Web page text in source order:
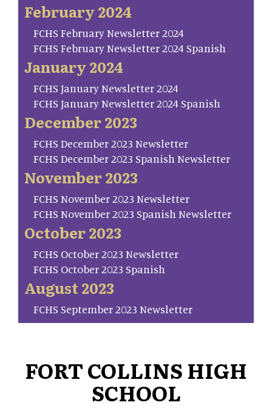
February 2024
FCHS February Newsletter 2024
FCHS February Newsletter 2024 Spanish
January 2024
FCHS January Newsletter 2024
FCHS January Newsletter 2024 Spanish
December 2023
FCHS December 2023 Newsletter
FCHS December 2023 Spanish Newsletter
November 2023
FCHS November 2023 Newsletter
FCHS November 2023 Spanish Newsletter
October 2023
FCHS October 2023 Newsletter
FCHS October 2023 Spanish
August 2023
FCHS September 2023 Newsletter
FORT COLLINS HIGH
SCHOOL